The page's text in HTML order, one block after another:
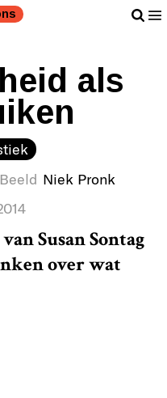
als
Beeld Niek Pronk
Susan Sontag
over wat